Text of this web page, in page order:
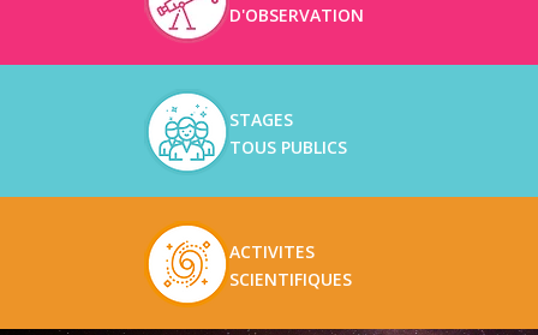
D'OBSERVATION
STAGES
TOUS PUBLICS
ACTIVITES
SCIENTIFIQUES